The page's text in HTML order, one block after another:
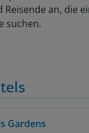
an, die
suchen.
Gardens